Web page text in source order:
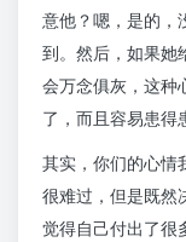
意他？嗯，是的，
到。然后，如果她
会万念俱灰，这种
了，而且容易患得
其实，你们的心情
很难过，但是既然
觉得自己付出了很